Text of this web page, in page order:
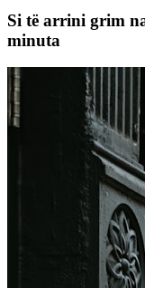
Si të arrini grim
minuta